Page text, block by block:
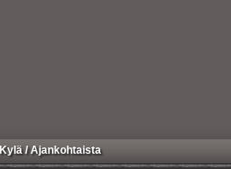
Kylä/Ajankohtaista